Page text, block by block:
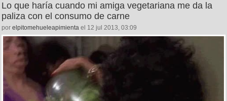
Lo que haría cuando mi amiga vegetariana me da la
paliza con el consumo de carne
por elpitomehueleapimienta el 12 jul 2013, 03:09